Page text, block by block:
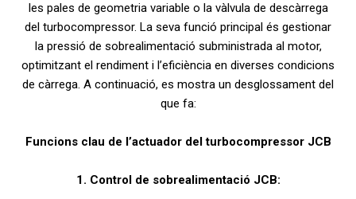
les pales de geometria variable o la vàlvula de descàrrega
del turbocompressor. La seva funció principal és gestionar
la pressió de sobrealimentació subministrada al motor,
optimitzant el rendiment i l’eficiència en diverses condicions
de càrrega. A continuació, es mostra un desglossament del
que fa:
Funcions clau de l’actuador del turbocompressor JCB
1. Control de sobrealimentació JCB: